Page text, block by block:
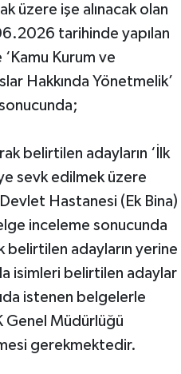
üzere işe alınacak olan
tarihinde yapılan
Kurum ve
Hakkında Yönetmelik’
belirtilen adayların ‘İlk
sevk edilmek üzere
Hastanesi (Ek Bina)
inceleme sonucunda
belirtilen adayların yerine
isimleri belirtilen adaylar
istenen belgelerle
Müdürlüğü
gerekmektedir.